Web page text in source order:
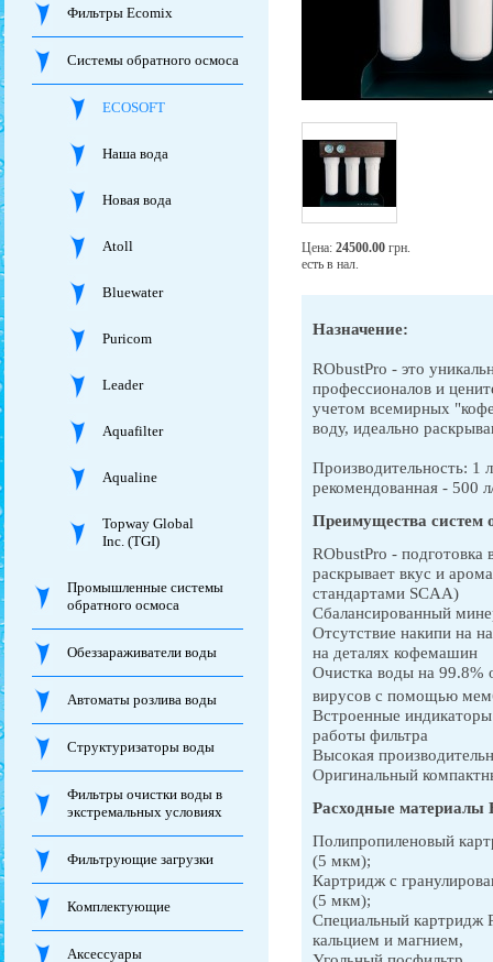
Фильтры Ecomix
Системы обратного осмоса
ECOSOFT
Наша вода
Новая вода
Atoll
Bluewater
Puricom
Leader
Aquafilter
Aqualine
Topway Global
Inc. (TGI)
Промышленные системы
обратного осмоса
Обеззараживатели воды
Автоматы розлива воды
Структуризаторы воды
Фильтры очистки воды в
экстремальных условиях
Фильтрующие загрузки
Комплектующие
Аксессуары
Цена: 24500.00грн.
есть в нал.
Назначение:
RObustPro - это
профессионалов и
учетом всемирных
воду, идеально
Производительность: 1
рекомендованная - 500
Преимущества систем
RObustPro - подготовка
раскрывает вкус и
стандартами SCAA)
Сбалансированный
Отсутствие накипи на
на деталях кофемашин
Очистка воды на 99.8%
вирусов с помощью
Встроенные
работы фильтра
Высокая
Оригинальный
Расходные материалы
Полипропиленовый
(5 мкм);
Картридж с
(5 мкм);
Специальный картридж
кальцием и магнием,